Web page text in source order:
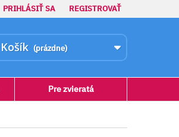
PRIHLÁSIŤ SA REGISTROVAŤ
Košík (prázdne)
Pre zvieratá